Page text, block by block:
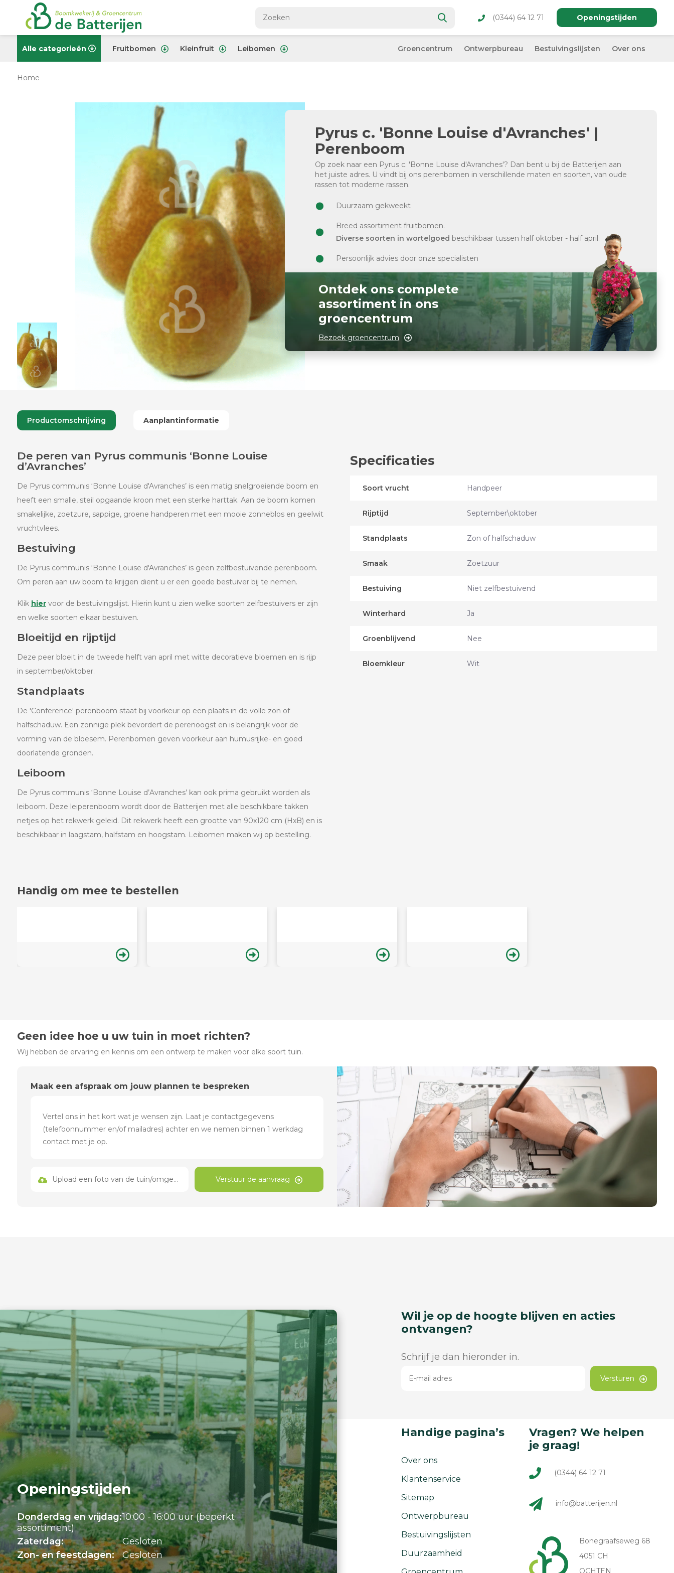
(0344) 64 12 71 Openingstijden
Alle categorieën Fruitbomen Kleinfruit Leibomen Groencentrum Ontwerpbureau Bestuivingslijsten Over ons
Home
Pyrus c. 'Bonne Louise d'Avranches' |
Perenboom
Op zoek naar een Pyrus c. 'Bonne Louise d'Avranches'? Dan bent u bij de Batterijen aan
het juiste adres. U vindt bij ons perenbomen in verschillende maten en soorten, van oude
rassen tot moderne rassen.
Duurzaam gekweekt
Breed assortiment fruitbomen.
Diverse soorten in wortelgoed beschikbaar tussen half oktober - half april.
Persoonlijk advies door onze specialisten
Ontdek ons complete
assortiment in ons
groencentrum
Bezoek groencentrum
Productomschrijving Aanplantinformatie
De peren van Pyrus communis ‘Bonne Louise
d’Avranches’
De Pyrus communis ‘Bonne Louise d'Avranches’ is een matig snelgroeiende boom en
heeft een smalle, steil opgaande kroon met een sterke harttak. Aan de boom komen
smakelijke, zoetzure, sappige, groene handperen met een mooie zonneblos en geelwit
vruchtvlees.
Bestuiving
De Pyrus communis ‘Bonne Louise d'Avranches’ is geen zelfbestuivende perenboom.
Om peren aan uw boom te krijgen dient u er een goede bestuiver bij te nemen.
Klik hiervoor de bestuivingslijst. Hierin kunt u zien welke soorten zelfbestuivers er zijn
en welke soorten elkaar bestuiven.
Bloeitijd en rijptijd
Deze peer bloeit in de tweede helft van april met witte decoratieve bloemen en is rijp
in september/oktober.
Standplaats
De 'Conference' perenboom staat bij voorkeur op een plaats in de volle zon of
halfschaduw. Een zonnige plek bevordert de perenoogst en is belangrijk voor de
vorming van de bloesem. Perenbomen geven voorkeur aan humusrijke- en goed
doorlatende gronden.
Leiboom
De Pyrus communis ‘Bonne Louise d’Avranches’ kan ook prima gebruikt worden als
leiboom. Deze leiperenboom wordt door de Batterijen met alle beschikbare takken
netjes op het rekwerk geleid. Dit rekwerk heeft een grootte van 90x120 cm (HxB) en is
beschikbaar in laagstam, halfstam en hoogstam. Leibomen maken wij op bestelling.
Specificaties
Soort vrucht Handpeer
Rijptijd September\oktober
Standplaats Zon of halfschaduw
Smaak Zoetzuur
Bestuiving Niet zelfbestuivend
Winterhard Ja
Groenblijvend Nee
Bloemkleur Wit
Handig om mee te bestellen
Geen idee hoe u uw tuin in moet richten?
Wij hebben de ervaring en kennis om een ontwerp te maken voor elke soort tuin.
Maak een afspraak om jouw plannen te bespreken
Upload een foto van de tuin/omgeving Verstuur de aanvraag
Openingstijden
Donderdag en vrijdag:10:00 - 16:00 uur (beperkt
assortiment)
Zaterdag:
Gesloten
Zon- en feestdagen:
Gesloten
Wil je op de hoogte blijven en acties
ontvangen?
Schrijf je dan hieronder in.
Versturen
Handige pagina’s
Over ons
Klantenservice
Sitemap
Ontwerpbureau
Bestuivingslijsten
Duurzaamheid
Vragen? We helpen
je graag!
(0344) 64 12 71
info@batterijen.nl
Bonegraafseweg 68
4051 CH
OCHTEN